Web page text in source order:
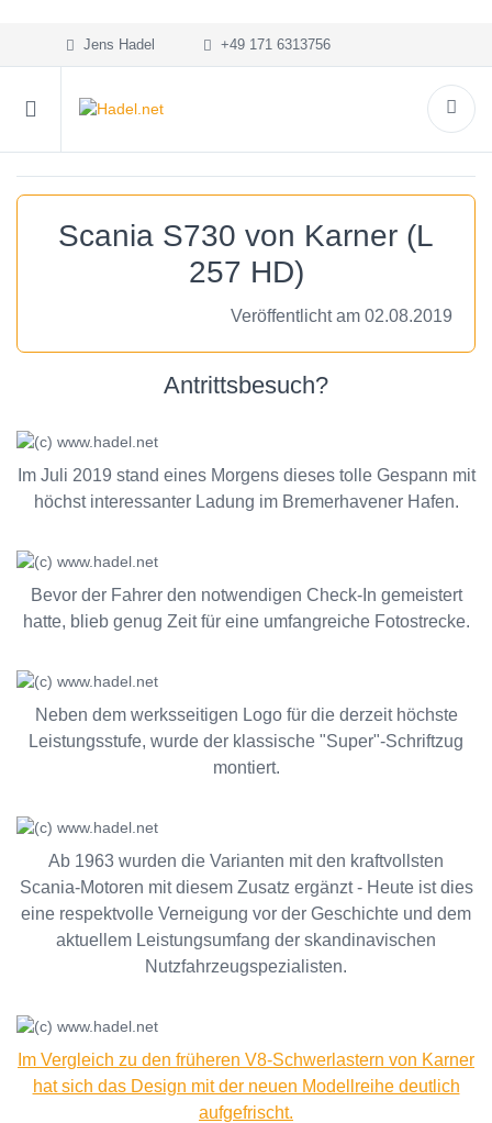
Jens Hadel +49 171 6313756
Scania S730 von Karner (L
257 HD)
Veröffentlicht am 02.08.2019
Antrittsbesuch?
Im Juli 2019 stand eines Morgens dieses tolle Gespann mit
höchst interessanter Ladung im Bremerhavener Hafen.
Bevor der Fahrer den notwendigen Check-In gemeistert
hatte, blieb genug Zeit für eine umfangreiche Fotostrecke.
Neben dem werksseitigen Logo für die derzeit höchste
Leistungsstufe, wurde der klassische "Super"-Schriftzug
montiert.
Ab 1963 wurden die Varianten mit den kraftvollsten
Scania-Motoren mit diesem Zusatz ergänzt - Heute ist dies
eine respektvolle Verneigung vor der Geschichte und dem
aktuellem Leistungsumfang der skandinavischen
Nutzfahrzeugspezialisten.
Im Vergleich zu den früheren V8-Schwerlastern von Karner
hat sich das Design mit der neuen Modellreihe deutlich
aufgefrischt.